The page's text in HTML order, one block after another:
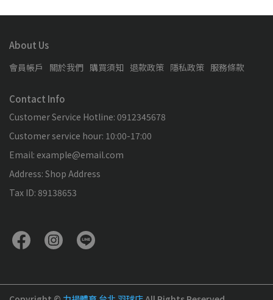
About Us
會員帳戶 關於我們 購買須知 退款政策 隱私政策 服務條款
Contact Info
Customer Service Hotline: 0912345678
Customer service hour: 10:00-17:00
Email: example@email.com
Address: Shop Address
Tax ID: 89138653